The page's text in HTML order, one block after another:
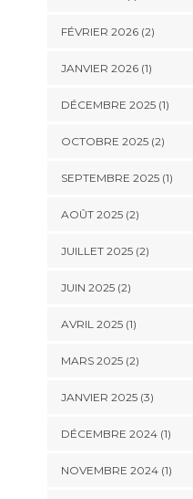
FÉVRIER 2026(2)
JANVIER 2026(1)
DÉCEMBRE 2025(1)
OCTOBRE 2025(2)
SEPTEMBRE 2025(1)
AOÛT 2025(2)
JUILLET 2025(2)
JUIN 2025(2)
AVRIL 2025(1)
MARS 2025(2)
JANVIER 2025(3)
DÉCEMBRE 2024(1)
NOVEMBRE 2024(1)